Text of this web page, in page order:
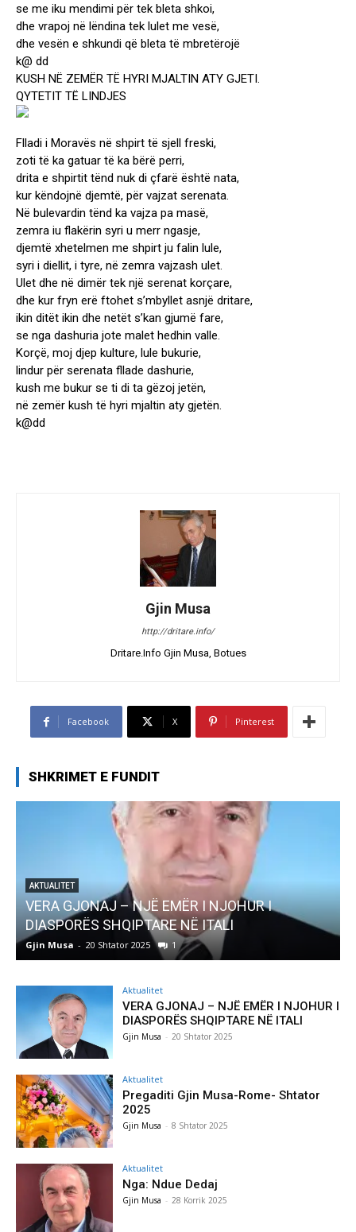
se me iku mendimi për tek bleta shkoi,
dhe vrapoj në lëndina tek lulet me vesë,
dhe vesën e shkundi që bleta të mbretërojë
k@ dd
KUSH NË ZEMËR TË HYRI MJALTIN ATY GJETI.
QYTETIT TË LINDJES
Flladi i Moravës në shpirt të sjell freski,
zoti të ka gatuar të ka bërë perri,
drita e shpirtit tënd nuk di çfarë është nata,
kur këndojnë djemtë, për vajzat serenata.
Në bulevardin tënd ka vajza pa masë,
zemra iu flakërin syri u merr ngasje,
djemtë xhetelmen me shpirt ju falin lule,
syri i diellit, i tyre, në zemra vajzash ulet.
Ulet dhe në dimër tek një serenat korçare,
dhe kur fryn erë ftohet s’mbyllet asnjë dritare,
ikin ditët ikin dhe netët s’kan gjumë fare,
se nga dashuria jote malet hedhin valle.
Korçë, moj djep kulture, lule bukurie,
lindur për serenata fllade dashurie,
kush me bukur se ti di ta gëzoj jetën,
në zemër kush të hyri mjaltin aty gjetën.
k@dd
Gjin Musa
http://dritare.info/
Dritare.Info Gjin Musa, Botues
Facebook X Pinterest
SHKRIMET E FUNDIT
AKTUALITET
Pregaditi Gjin Musa-Rome- Shtator 2025
Gjin Musa - 8 Shtator 2025
Aktualitet
VERA GJONAJ – NJË EMËR I NJOHUR I
DIASPORËS SHQIPTARE NË ITALI
Gjin Musa - 20 Shtator 2025
Aktualitet
Pregaditi Gjin Musa-Rome- Shtator
2025
Gjin Musa - 8 Shtator 2025
Aktualitet
Nga: Ndue Dedaj
Gjin Musa - 28 Korrik 2025